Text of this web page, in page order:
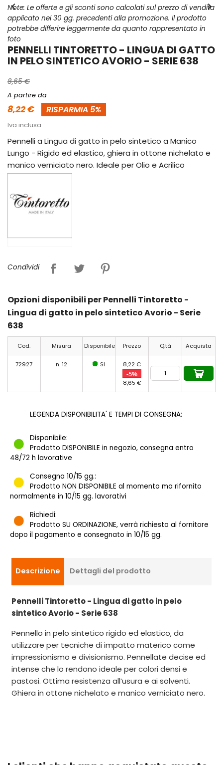
 
Note: Le offerte e gli sconti sono calcolati sul prezzo di vendita
applicato nei 30 gg. precedenti alla promozione. Il prodotto
potrebbe differire leggermente da quanto rappresentato in
foto
PENNELLI TINTORETTO - LINGUA DI GATTO
IN PELO SINTETICO AVORIO - SERIE 638
8,65 €
A partire da
8,22 € RISPARMIA 5%
Iva inclusa
Pennelli a Lingua di gatto in pelo sintetico a Manico
Lungo - Rigido ed elastico, ghiera in ottone nichelato e
manico verniciato nero. Ideale per Olio e Acrilico
Condividi
Opzioni disponibili per Pennelli Tintoretto -
Lingua di gatto in pelo sintetico Avorio - Serie
638
Cod. Misura Disponibile Prezzo Q.tà Acquista
72927 n. 12 SI 8,22 €
-5%
8,65 €
LEGENDA DISPONIBILITA' E TEMPI DI CONSEGNA:
Disponibile:
Prodotto DISPONIBILE in negozio, consegna entro
48/72 h lavorative
Consegna 10/15 gg.:
Prodotto NON DISPONIBILE al momento ma rifornito
normalmente in 10/15 gg. lavorativi
Richiedi:
Prodotto SU ORDINAZIONE, verrà richiesto al fornitore
dopo il pagamento e consegnato in 10/15 gg.
Descrizione Dettagli del prodotto
Pennelli Tintoretto - Lingua di gatto in pelo
sintetico Avorio - Serie 638
Pennello in pelo sintetico rigido ed elastico, da
utilizzare per tecniche di impatto materico come
impressionismo e divisionismo. Pennellate decise ed
intense che lo rendono ideale per colori densi e
pastosi. Ottima resistenza all’usura e ai solventi.
Ghiera in ottone nichelato e manico verniciato nero.